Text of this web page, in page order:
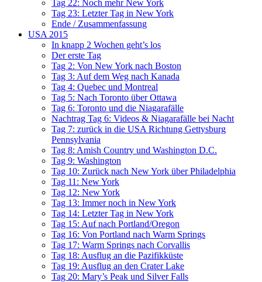
Tag 22: Noch mehr New York
Tag 23: Letzter Tag in New York
Ende / Zusammenfassung
USA 2015
In knapp 2 Wochen geht’s los
Der erste Tag
Tag 2: Von New York nach Boston
Tag 3: Auf dem Weg nach Kanada
Tag 4: Quebec und Montreal
Tag 5: Nach Toronto über Ottawa
Tag 6: Toronto und die Niagarafälle
Nachtrag Tag 6: Videos & Niagarafälle bei Nacht
Tag 7: zurück in die USA Richtung Gettysburg
Pennsylvania
Tag 8: Amish Country und Washington D.C.
Tag 9: Washington
Tag 10: Zurück nach New York über Philadelphia
Tag 11: New York
Tag 12: New York
Tag 13: Immer noch in New York
Tag 14: Letzter Tag in New York
Tag 15: Auf nach Portland/Oregon
Tag 16: Von Portland nach Warm Springs
Tag 17: Warm Springs nach Corvallis
Tag 18: Ausflug an die Pazifikküste
Tag 19: Ausflug an den Crater Lake
Tag 20: Mary’s Peak und Silver Falls